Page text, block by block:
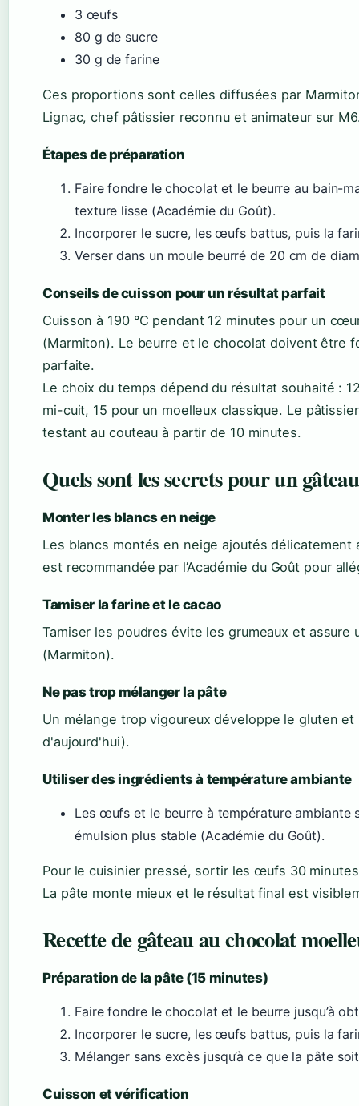
3 œufs
80 g de sucre
30 g de farine
Ces proportions sont celles diffusées par
Lignac, chef pâtissier reconnu et animateur sur
Étapes de préparation
Faire fondre le chocolat et le beurre au bain-
texture lisse (Académie du Goût).
Incorporer le sucre, les œufs battus, puis la
Verser dans un moule beurré de 20 cm de
Conseils de cuisson pour un résultat parfait
Cuisson à 190 °C pendant 12 minutes pour un
(Marmiton). Le beurre et le chocolat doivent être
parfaite.
Le choix du temps dépend du résultat souhaité :
mi-cuit, 15 pour un moelleux classique. Le
testant au couteau à partir de 10 minutes.
Quels sont les secrets pour un
Monter les blancs en neige
Les blancs montés en neige ajoutés
est recommandée par l’Académie du Goût pour
Tamiser la farine et le cacao
Tamiser les poudres évite les grumeaux et
(Marmiton).
Ne pas trop mélanger la pâte
Un mélange trop vigoureux développe le gluten
d'aujourd'hui).
Utiliser des ingrédients à température ambiante
Les œufs et le beurre à température ambiante
émulsion plus stable (Académie du Goût).
Pour le cuisinier pressé, sortir les œufs 30
La pâte monte mieux et le résultat final est
Recette de gâteau au chocolat
Préparation de la pâte (15 minutes)
Faire fondre le chocolat et le beurre jusqu’à
Incorporer le sucre, les œufs battus, puis la
Mélanger sans excès jusqu’à ce que la pâte
Cuisson et vérification